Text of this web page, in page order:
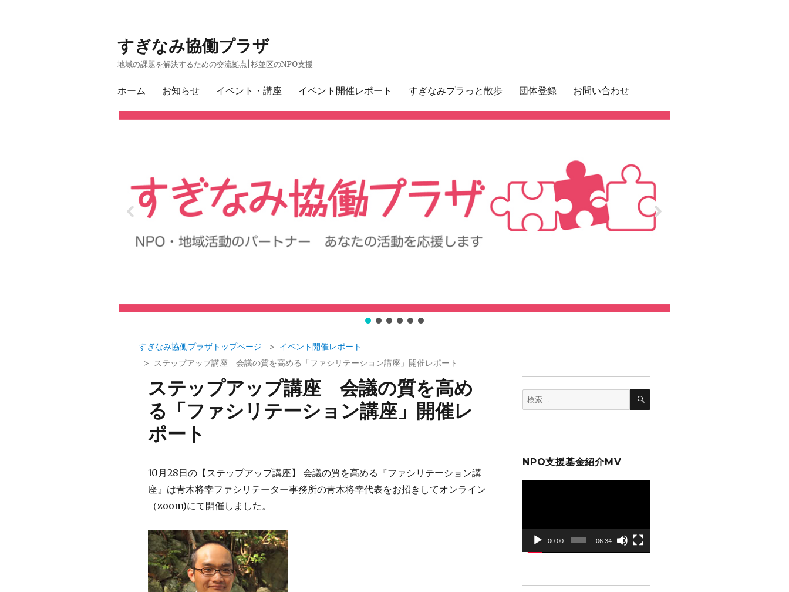
すぎなみ協働プラザ
地域の課題を解決するための交流拠点|杉並区のNPO支援
ホーム お知らせ イベント・講座 イベント開催レポート すぎなみプラっと散歩 団体登録 お問い合わせ
すぎなみ協働プラザトップページ
イベント開催レポート
ステップアップ講座 会議の質を高める「ファシリテーション講座」開催レポート
ステップアップ講座 会議の質を高め
る「ファシリテーション講座」開催レ
ポート
10月28日の【ステップアップ講座】 会議の質を高める『ファシリテーション講
座』は青木将幸ファシリテーター事務所の青木将幸代表をお招きしてオンライン
（zoom)にて開催しました。
検
索:
検
NPO支援基金紹介MV
00:00 06:34